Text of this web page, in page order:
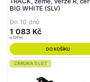
BIG WHITE (SLV)
Do 10 dnů
1 083 Kč
s DPH
DO KOŠÍKU
ZÁRUKA 5 LET